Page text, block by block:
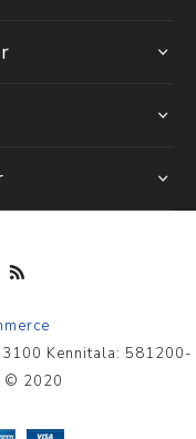
Kennitala: 581200-
© 2020